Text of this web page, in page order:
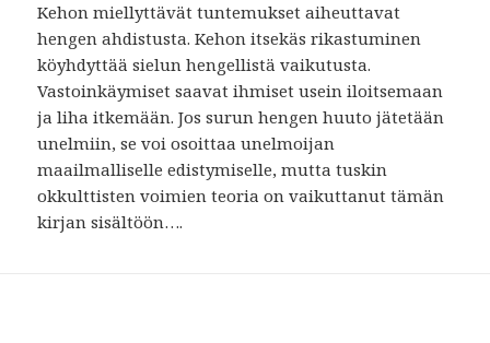
Kehon miellyttävät tuntemukset aiheuttavat
hengen ahdistusta. Kehon itsekäs rikastuminen
köyhdyttää sielun hengellistä vaikutusta.
Vastoinkäymiset saavat ihmiset usein iloitsemaan
ja liha itkemään. Jos surun hengen huuto jätetään
unelmiin, se voi osoittaa unelmoijan
maailmalliselle edistymiselle, mutta tuskin
okkulttisten voimien teoria on vaikuttanut tämän
kirjan sisältöön….